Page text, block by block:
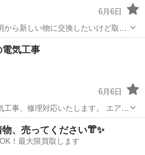
6月6日
気工事
6月6日
事、修理対応いたします。 エアコ
物、売ってください👘✨
！最大限買取します